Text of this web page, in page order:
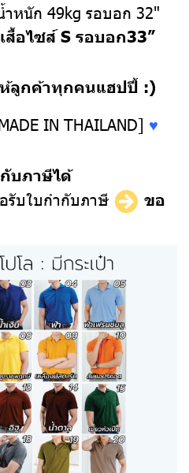
ำหนัก 49kg รอบอก 32"
สื้อไซส์ S รอบอก33”
ห้ลูกค้าทุกคนแฮปปี้ :)
IN THAILAND] ♥
บภาษีได้
รับใบกำกับภาษี
ขอ